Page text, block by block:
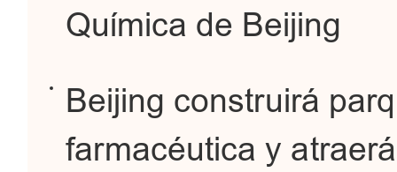
Química de Beijing
Beijing construirá
farmacéutica y